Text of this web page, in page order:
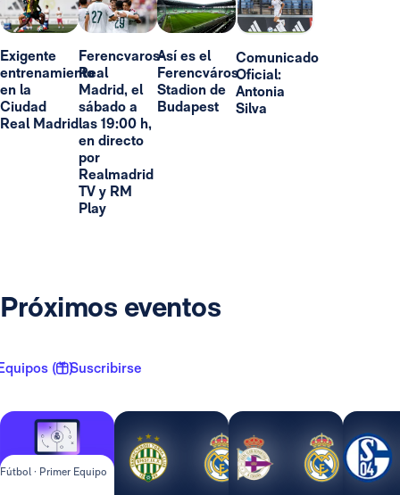
Exigente
entrenamiento
en la
Ciudad
Real Madrid
Ferencvaros-
Real
Madrid, el
sábado a
las 19:00 h,
en directo
por
Realmadrid
TV y RM
Play
Así es el
Ferencváros
Stadion de
Budapest
Comunicado
Oficial:
Antonia
Silva
Próximos eventos
( 1 )Suscribirse
Fútbol · Primer Equipo